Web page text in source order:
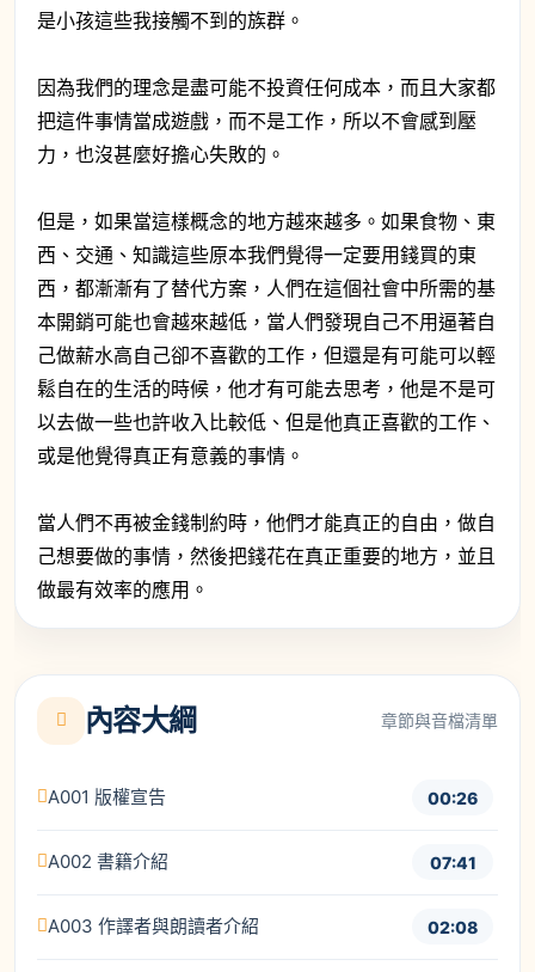
是小孩這些我接觸不到的族群。
因為我們的理念是盡可能不投資任何成本，而且大家都
把這件事情當成遊戲，而不是工作，所以不會感到壓
力，也沒甚麼好擔心失敗的。
但是，如果當這樣概念的地方越來越多。如果食物、東
西、交通、知識這些原本我們覺得一定要用錢買的東
西，都漸漸有了替代方案，人們在這個社會中所需的基
本開銷可能也會越來越低，當人們發現自己不用逼著自
己做薪水高自己卻不喜歡的工作，但還是有可能可以輕
鬆自在的生活的時候，他才有可能去思考，他是不是可
以去做一些也許收入比較低、但是他真正喜歡的工作、
或是他覺得真正有意義的事情。
當人們不再被金錢制約時，他們才能真正的自由，做自
己想要做的事情，然後把錢花在真正重要的地方，並且
做最有效率的應用。
內容大綱 章節與音檔清單
A001 版權宣告 00:26
A002 書籍介紹 07:41
A003 作譯者與朗讀者介紹 02:08